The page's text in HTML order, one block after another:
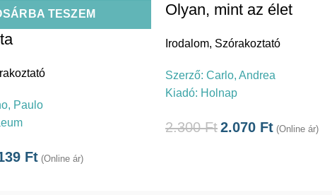
TESZEM
Paulo
Ft (Online ár)
Olyan, mint az élet
Irodalom, Szórakoztató
Szerző: Carlo, Andrea
Kiadó: Holnap
2.300Ft2.070 Ft (Online ár)